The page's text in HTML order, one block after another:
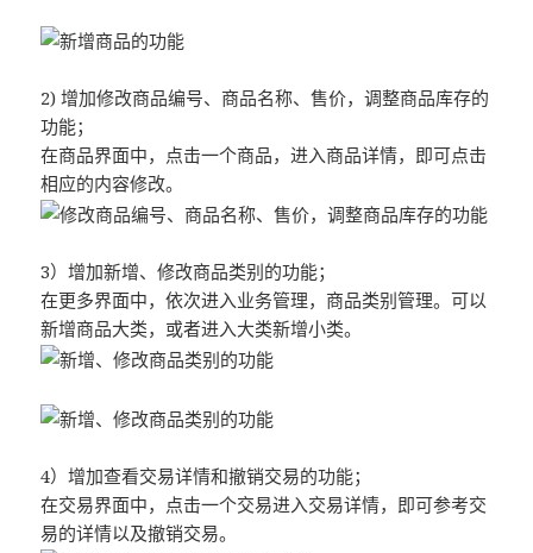
2) 增加修改商品编号、商品名称、售价，调整商品库存的
功能；
在商品界面中，点击一个商品，进入商品详情，即可点击
相应的内容修改。
3）增加新增、修改商品类别的功能；
在更多界面中，依次进入业务管理，商品类别管理。可以
新增商品大类，或者进入大类新增小类。
4）增加查看交易详情和撤销交易的功能；
在交易界面中，点击一个交易进入交易详情，即可参考交
易的详情以及撤销交易。